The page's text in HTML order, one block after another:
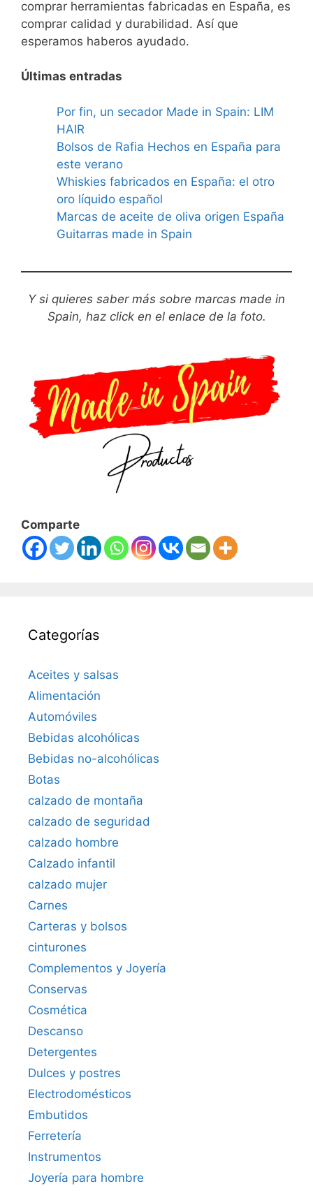
comprar herramientas fabricadas en España, es
comprar calidad y durabilidad. Así que
esperamos haberos ayudado.
Últimas entradas
Por fin, un secador Made in Spain: LIM
HAIR
Bolsos de Rafia Hechos en España para
este verano
Whiskies fabricados en España: el otro
oro líquido español
Marcas de aceite de oliva origen España
Guitarras made in Spain
Y si quieres saber más sobre marcas made in
Spain, haz click en el enlace de la foto.
Comparte
Categorías
Aceites y salsas
Alimentación
Automóviles
Bebidas alcohólicas
Bebidas no-alcohólicas
Botas
calzado de montaña
calzado de seguridad
calzado hombre
Calzado infantil
calzado mujer
Carnes
Carteras y bolsos
cinturones
Complementos y Joyería
Conservas
Cosmética
Descanso
Detergentes
Dulces y postres
Electrodomésticos
Embutidos
Ferretería
Instrumentos
Joyería para hombre